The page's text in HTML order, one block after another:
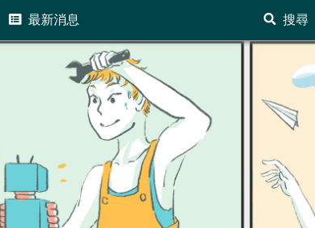
最新消息 搜尋